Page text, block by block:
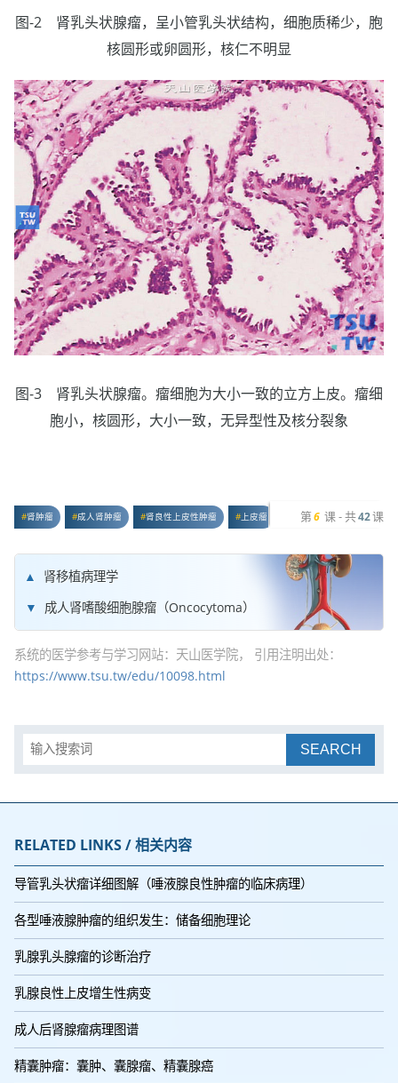
图-2 肾乳头状腺瘤，呈小管乳头状结构，细胞质稀少，胞
核圆形或卵圆形，核仁不明显
图-3 肾乳头状腺瘤。瘤细胞为大小一致的立方上皮。瘤细
胞小，核圆形，大小一致，无异型性及核分裂象
肾肿瘤 成人肾肿瘤 肾良性上皮性肿瘤 上皮瘤 乳头瘤
第 6 课 - 共42课
肾移植病理学
成人肾嗜酸细胞腺瘤（Oncocytoma）
系统的医学参考与学习网站：天山医学院， 引用注明出处：
https://www.tsu.tw/edu/10098.html
SEARCH
RELATED LINKS / 相关内容
导管乳头状瘤详细图解（唾液腺良性肿瘤的临床病理）
各型唾液腺肿瘤的组织发生：储备细胞理论
乳腺乳头腺瘤的诊断治疗
乳腺良性上皮增生性病变
成人后肾腺瘤病理图谱
精囊肿瘤：囊肿、囊腺瘤、精囊腺癌